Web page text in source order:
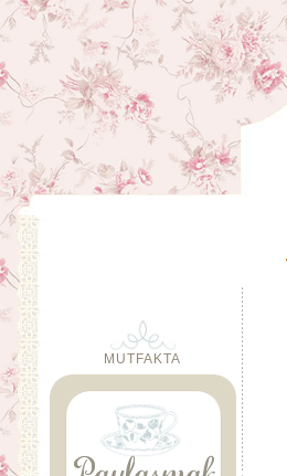
MUTFAKTA